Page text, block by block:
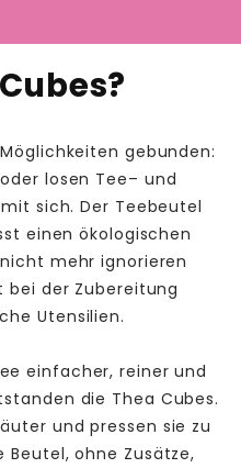
gebunden:
losen Tee– und
sich. Der Teebeutel
einen ökologischen
mehr ignorieren
bei der Zubereitung
Utensilien.
einfacher, reiner und
die Thea Cubes.
und pressen sie zu
ohne Zusätze,